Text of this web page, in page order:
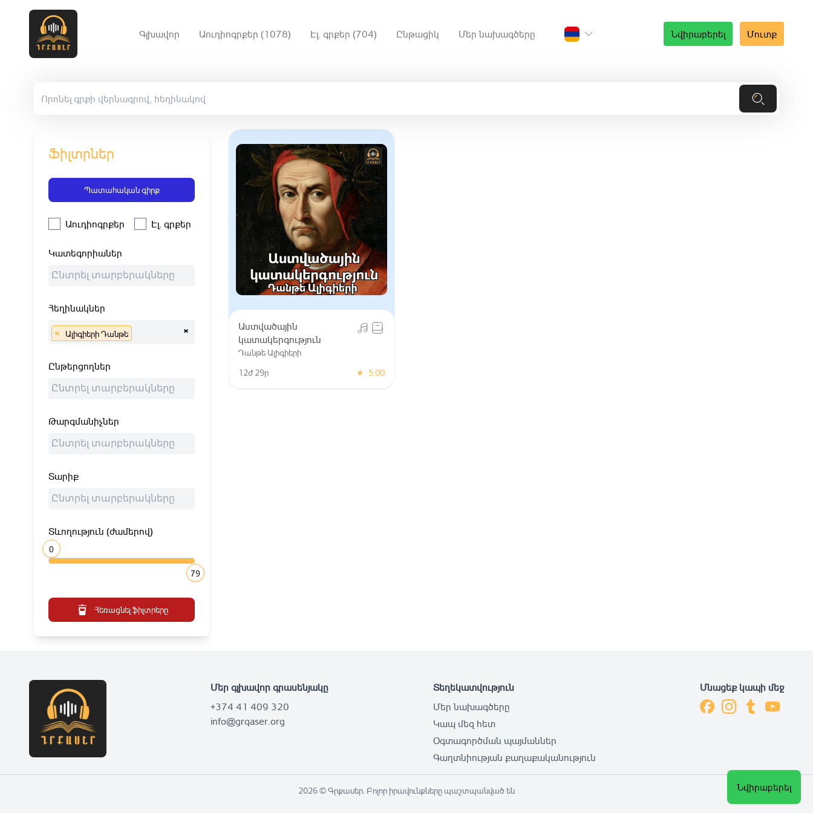
Նվիրաբերել Մուտք
Գլխավոր Աուդիոգրքեր (1078) Էլ. գրքեր (704) Ընթացիկ Մեր նախագծերը
Ֆիլտրներ
Պատահական գիրք
Աուդիոգրքեր Էլ. գրքեր
Կատեգորիաներ
Հեղինակներ
×
× Ալիգիերի Դանթե
Ընթերցողներ
Թարգմանիչներ
Տարիք
Տևողություն (ժամերով)
0
79
Հեռացնել ֆիլտրերը
Աստվածային
կատակերգություն
Դանթե Ալիգիերի
12ժ 29ր
★ 5.00
Նվիրաբերել
Մեր գլխավոր գրասենյակը
+374 41 409 320
info@grqaser.org
Տեղեկատվություն
Մեր նախագծերը
Կապ մեզ հետ
Օգտագործման պայմաններ
Գաղտնիության քաղաքականություն
Մնացեք կապի մեջ
2026 ©️ Գրքասեր. Բոլոր իրավունքները պաշտպանված են